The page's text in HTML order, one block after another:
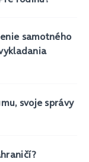
samotného
svoje správy